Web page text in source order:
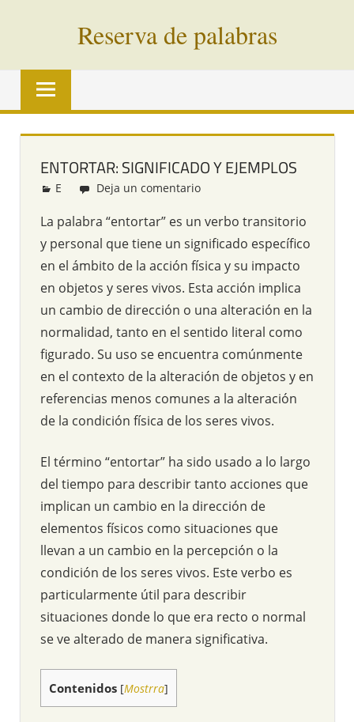
Reserva de palabras
Palabras
vías
todo
mundo
ENTORTAR: SIGNIFICADO Y EJEMPLOS
Redacción
E Deja un comentario
La palabra “entortar” es un verbo transitorio
y personal que tiene un significado específico
en el ámbito de la acción física y su impacto
en objetos y seres vivos. Esta acción implica
un cambio de dirección o una alteración en la
normalidad, tanto en el sentido literal como
figurado. Su uso se encuentra comúnmente
en el contexto de la alteración de objetos y en
referencias menos comunes a la alteración
de la condición física de los seres vivos.
El término “entortar” ha sido usado a lo largo
del tiempo para describir tanto acciones que
implican un cambio en la dirección de
elementos físicos como situaciones que
llevan a un cambio en la percepción o la
condición de los seres vivos. Este verbo es
particularmente útil para describir
situaciones donde lo que era recto o normal
se ve alterado de manera significativa.
Contenidos [Mostrra]